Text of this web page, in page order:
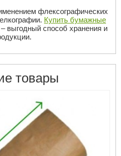
флексографических
Купить бумажные
выгодный способ хранения и
товары